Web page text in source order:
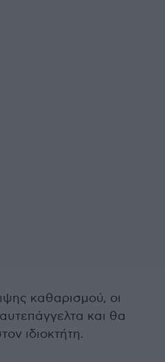
καθαρισμού, οι
και θα
ιδιοκτήτη.